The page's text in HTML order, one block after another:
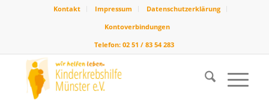
Kontakt Impressum
Datenschutzerklärung
Kontoverbindungen
Telefon: 02 51 / 83 54 283